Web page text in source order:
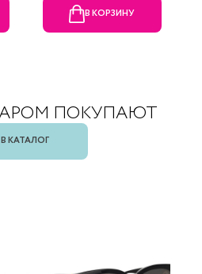
В КОРЗИНУ
ПОКУПАЮТ
В КАТАЛОГ